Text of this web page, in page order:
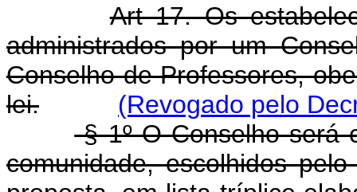
Art 17. Os
administrados por um
Conselho de Professores,
lei.
(Revogado pelo
§ 1º O Conselho será
comunidade, escolhidos